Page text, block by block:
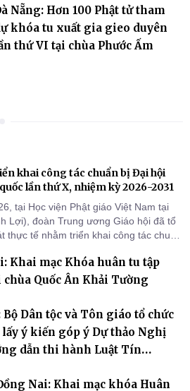
Nẵng: Hơn 100 Phật tử tham
khóa tu xuất gia gieo duyên
thứ VI tại chùa Phước Ấm
khai công tác chuẩn bị Đại hội
lần thứ X, nhiệm kỳ 2026-2031
tại Học viện Phật giáo Việt Nam tại
Lợi), đoàn Trung ương Giáo hội đã tổ
thực tế nhằm triển khai công tác chuẩn
Khai mạc Khóa huân tu tập
Quốc Ân Khải Tường
Bộ Dân tộc và Tôn giáo tổ chức
ý kiến góp ý Dự thảo Nghị
dẫn thi hành Luật Tín
Nai: Khai mạc khóa Huân